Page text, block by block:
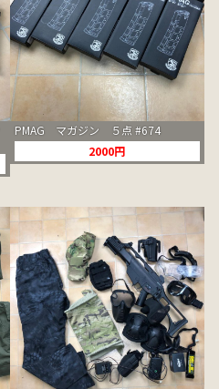
PMAG マガジン ５点 #674
2000円